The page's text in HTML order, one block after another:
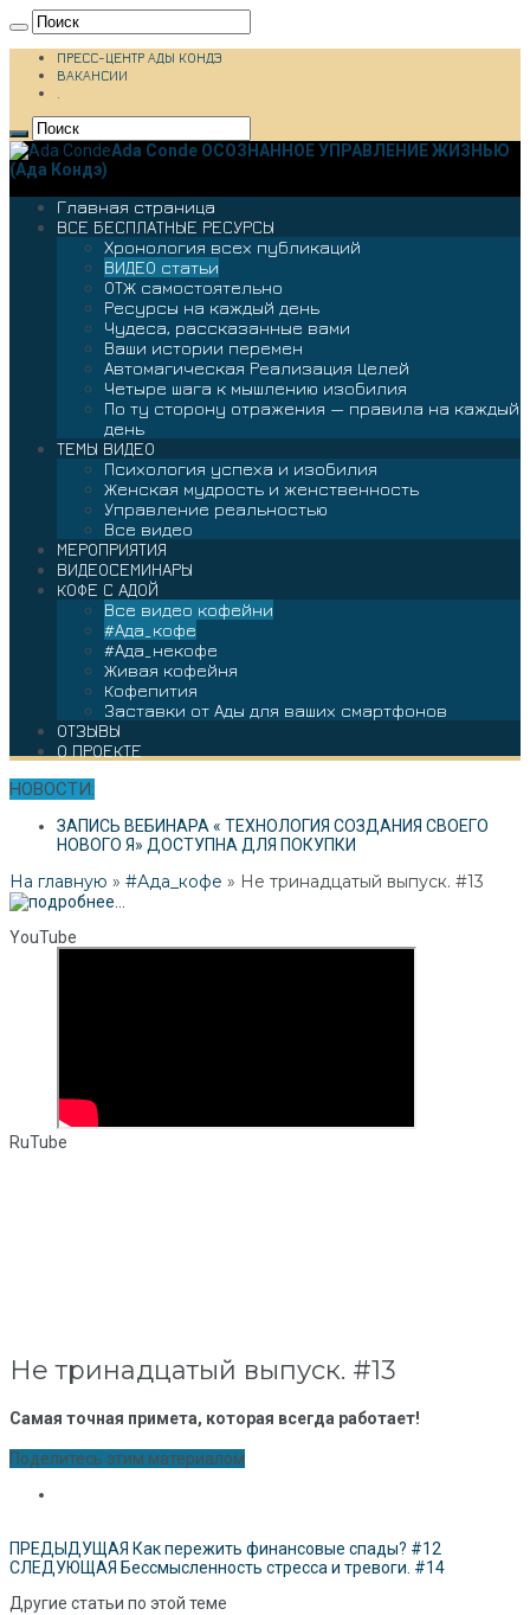
ПРЕСС-ЦЕНТР АДЫ КОНДЭ
ВАКАНСИИ
.
Ada Conde ОСОЗНАННОЕ УПРАВЛЕНИЕ ЖИЗНЬЮ
(Ада Кондэ)
Главная страница
ВСЕ БЕСПЛАТНЫЕ РЕСУРСЫ
Хронология всех публикаций
ВИДЕО статьи
ОТЖ самостоятельно
Ресурсы на каждый день
Чудеса, рассказанные вами
Ваши истории перемен
Автомагическая Реализация Целей
Четыре шага к мышлению изобилия
По ту сторону отражения — правила на каждый
день
ТЕМЫ ВИДЕО
Психология успеха и изобилия
Женская мудрость и женственность
Управление реальностью
Все видео
МЕРОПРИЯТИЯ
ВИДЕОСЕМИНАРЫ
КОФЕ С АДОЙ
Все видео кофейни
#Ада_кофе
#Ада_некофе
Живая кофейня
Кофепития
Заставки от Ады для ваших смартфонов
ОТЗЫВЫ
О ПРОЕКТЕ
НОВОСТИ:
ЗАПИСЬ ВЕБИНАРА « ТЕХНОЛОГИЯ СОЗДАНИЯ СВОЕГО
НОВОГО Я» ДОСТУПНА ДЛЯ ПОКУПКИ
На главную » #Ада_кофе » Не тринадцатый выпуск. #13
YouTube
RuTube
Не тринадцатый выпуск. #13
Самая точная примета, которая всегда работает!
Поделитесь этим материалом
ПРЕДЫДУЩАЯ Как пережить финансовые спады? #12
СЛЕДУЮЩАЯ Бессмысленность стресса и тревоги. #14
Другие статьи по этой теме